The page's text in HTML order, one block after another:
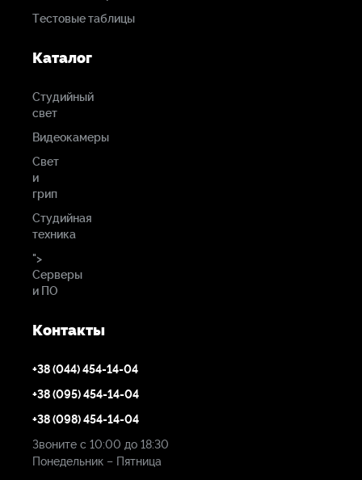
Тестовые таблицы
Каталог
Студийный
свет
Видеокамеры
Свет
и
грип
Студийная
техника
">
Серверы
и ПО
Контакты
+38 (044) 454-14-04
+38 (095) 454-14-04
+38 (098) 454-14-04
Звоните с 10:00 до 18:30
Понедельник – Пятница